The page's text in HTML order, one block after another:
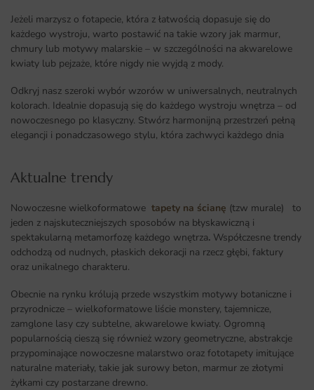
Jeżeli marzysz o fotapecie, która z łatwością dopasuje się do
każdego wystroju, warto postawić na takie wzory jak marmur,
chmury lub motywy malarskie – w szczególności na akwarelowe
kwiaty lub pejzaże, które nigdy nie wyjdą z mody.
Odkryj nasz szeroki wybór wzorów w uniwersalnych, neutralnych
kolorach. Idealnie dopasują się do każdego wystroju wnętrza – od
nowoczesnego po klasyczny. Stwórz harmonijną przestrzeń pełną
elegancji i ponadczasowego stylu, która zachwyci każdego dnia
Aktualne trendy​
Nowoczesne wielkoformatowe tapety na ścianę (tzw murale) to
jeden z najskuteczniejszych sposobów na błyskawiczną i
spektakularną metamorfozę każdego wnętrza. Współczesne trendy
odchodzą od nudnych, płaskich dekoracji na rzecz głębi, faktury
oraz unikalnego charakteru.
Obecnie na rynku królują przede wszystkim motywy botaniczne i
przyrodnicze – wielkoformatowe liście monstery, tajemnicze,
zamglone lasy czy subtelne, akwarelowe kwiaty. Ogromną
popularnością cieszą się również wzory geometryczne, abstrakcje
przypominające nowoczesne malarstwo oraz fototapety imitujące
naturalne materiały, takie jak surowy beton, marmur ze złotymi
żyłkami czy postarzane drewno.